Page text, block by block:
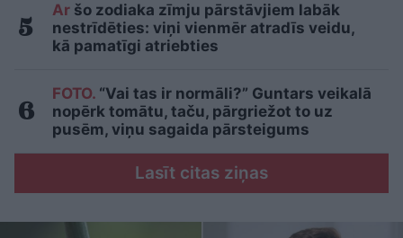
Ar šo zodiaka zīmju pārstāvjiem labāk
nestrīdēties: viņi vienmēr atradīs veidu,
kā pamatīgi atriebties
FOTO. “Vai tas ir normāli?” Guntars veikalā
nopērk tomātu, taču, pārgriežot to uz
pusēm, viņu sagaida pārsteigums
Lasīt citas ziņas